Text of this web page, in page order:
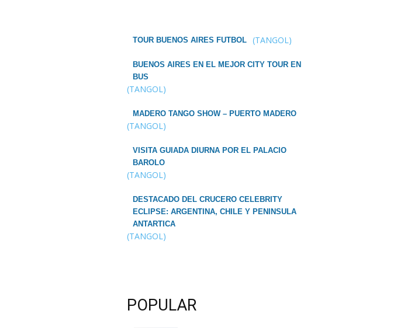
TOUR BUENOS AIRES FUTBOL (TANGOL)
BUENOS AIRES EN EL MEJOR CITY TOUR EN
BUS
(TANGOL)
MADERO TANGO SHOW – PUERTO MADERO
(TANGOL)
VISITA GUIADA DIURNA POR EL PALACIO
BAROLO
(TANGOL)
DESTACADO DEL CRUCERO CELEBRITY
ECLIPSE: ARGENTINA, CHILE Y PENINSULA
ANTARTICA
(TANGOL)
POPULAR